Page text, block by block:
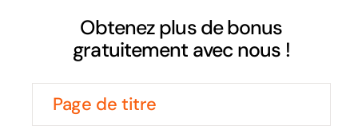
Obtenez plus de bonus
gratuitement avec nous !
Page de titre